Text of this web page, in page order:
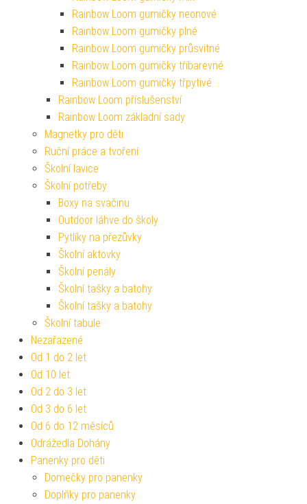
Rainbow Loom gumičky neonové
Rainbow Loom gumičky plné
Rainbow Loom gumičky průsvitné
Rainbow Loom gumičky tříbarevné
Rainbow Loom gumičky třpytivé
Rainbow Loom příslušenství
Rainbow Loom základní sady
Magnetky pro děti
Ruční práce a tvoření
Školní lavice
Školní potřeby
Boxy na svačinu
Outdoor láhve do školy
Pytlíky na přezůvky
Školní aktovky
Školní penály
Školní tašky a batohy
Školní tašky a batohy
Školní tabule
Nezařazené
Od 1 do 2 let
Od 10 let
Od 2 do 3 let
Od 3 do 6 let
Od 6 do 12 měsíců
Odrážedla Dohány
Panenky pro děti
Domečky pro panenky
Doplňky pro panenky